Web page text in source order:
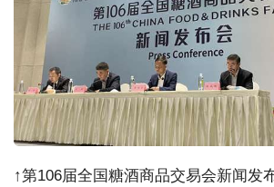
↑第106届全国糖酒商品交易会新闻发